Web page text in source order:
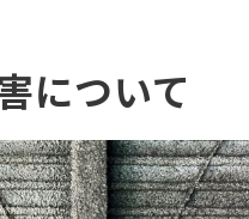
について